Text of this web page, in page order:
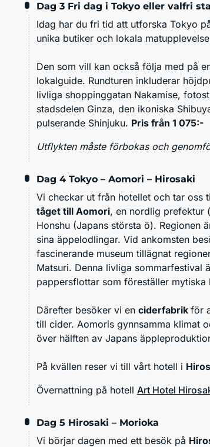
Dag 3 Fri dag i Tokyo eller valfri
Idag har du fri tid att utforska Tokyo
unika butiker och lokala
Den som vill kan också följa med på
lokalguide. Rundturen inkluderar
livliga shoppinggatan Nakamise,
stadsdelen Ginza, den ikoniska
pulserande Shinjuku. Pris från 1 075:-
Utflykten måste förbokas och
Dag 4 Tokyo – Aomori – Hirosaki
Vi checkar ut från hotellet och tar oss
tåget till Aomori, en nordlig prefektur
Honshu (Japans största ö). Regionen
sina äppelodlingar. Vid ankomsten
fascinerande museum tillägnat
Matsuri. Denna livliga sommarfestival
pappersflottar som föreställer
Därefter besöker vi en ciderfabrik för
till cider. Aomoris gynnsamma klimat
över hälften av Japans
På kvällen reser vi till vårt hotell i
Övernattning på hotell Art Hotel
Dag 5 Hirosaki – Morioka
Vi börjar dagen med ett besök på